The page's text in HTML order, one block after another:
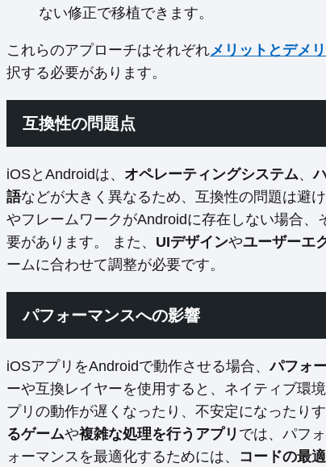
ない修正で移植できます。
これらのアプローチはそれぞれメリットとデメ
択する必要があります。
互換性の問題点
iOSとAndroidは、 オペレーティングシステム、
語などが大きく異なるため、互換性の問題は避
やフレームワークがAndroidに存在しない場合
要があります。 また、 UIデザインやユーザーエ
ームに合わせて調整が必要です。
パフォーマンスへの影響
iOSアプリをAndroidで動作させる場合、パフォ
ーや互換レイヤーを使用すると、ネイティブ環
プリの動作が遅くなったり、不安定になったり
るゲームや複雑な処理を行うアプリ では、パフ
ォーマンスを最適化するためには、 コードの最